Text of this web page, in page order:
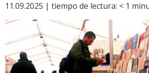
11.09.2025 | tiempo de lectura: < 1